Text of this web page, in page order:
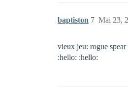
baptiston Mai 23,
7
vieux jeu: rogue spear
:hello: :hello: